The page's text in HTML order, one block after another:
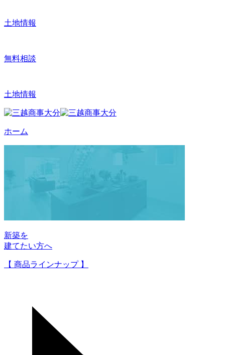
土地情報
無料相談
土地情報
ホーム
新築を
建てたい方へ
【 商品ラインナップ 】